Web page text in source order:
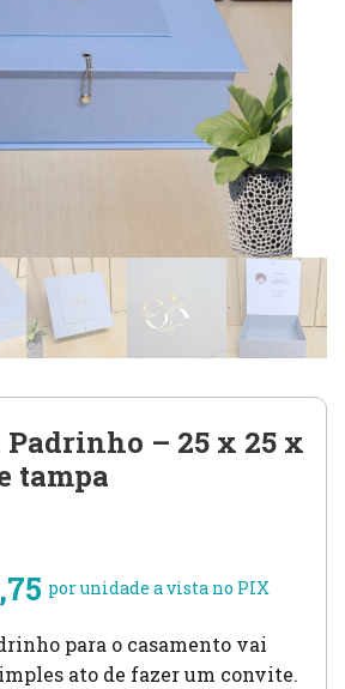
– 25 x 25 x
tampa
por unidade a vista no PIX
para o casamento vai
ato de fazer um convite.